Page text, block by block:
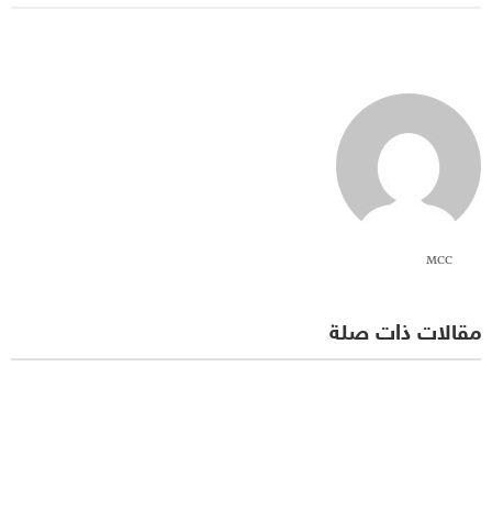
MCC
مقالات ذات صلة